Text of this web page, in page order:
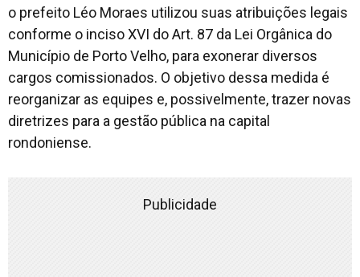
o prefeito Léo Moraes utilizou suas atribuições legais
conforme o inciso XVI do Art. 87 da Lei Orgânica do
Município de Porto Velho, para exonerar diversos
cargos comissionados. O objetivo dessa medida é
reorganizar as equipes e, possivelmente, trazer novas
diretrizes para a gestão pública na capital
rondoniense.
Publicidade